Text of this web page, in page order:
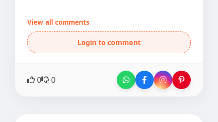
View all comments
Login to comment
0 0